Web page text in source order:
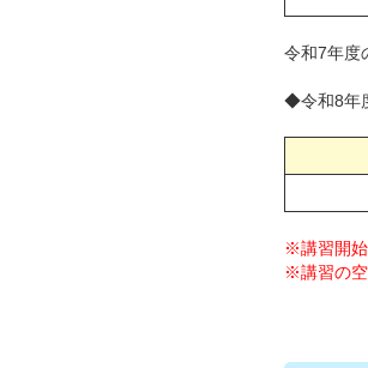
令和7年度
◆令和8年
※講習開始
※講習の